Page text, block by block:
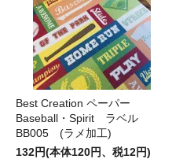
Best Creation ペーパー
Baseball・Spirit ラベル
BB005 (ラメ加工)
132円(本体120円、税12円)